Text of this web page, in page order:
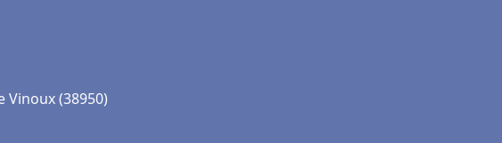
(38950)